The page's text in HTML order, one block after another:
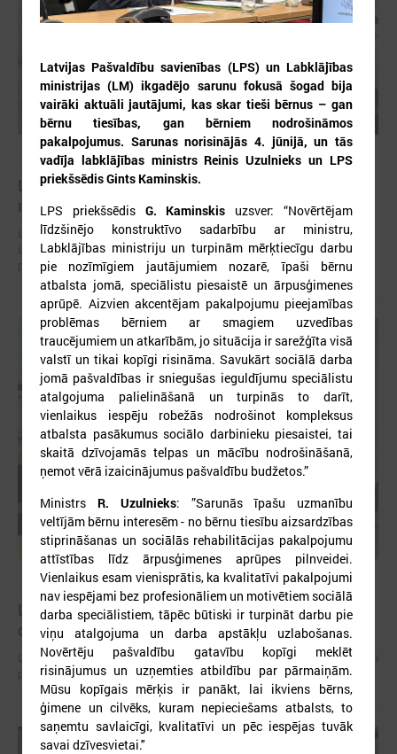
2026. gada 30. jūlijs
Latvijas Pašvaldību savienības un Iekšlietu
ministrijas sarunas
Latvijas Pašvaldību savienība aicina piedalīties Iekšlietu ministrijas un
Latvijas Pašvaldību savienības sarunās, kas notiks šī gada 5. augustā
plkst. 14:30 LPS 4. stāva zālē (Mazā Pils iela 1, Rīga).
2026. gada 15. jūlijs
LPS: Interaktīvā karte vienkopus parāda plašu un
detalizētu informāciju par skolu tīklu Latvijā
LPS: Interaktīvā karte vienkopus parāda plašu un detalizētu informāciju
par skolu tīklu Latvijā
Latvijas Pašvaldību savienības (LPS) un Labklājības
ministrijas (LM) ikgadējo sarunu fokusā šogad bija
vairāki aktuāli jautājumi, kas skar tieši bērnus – gan
bērnu tiesības, gan bērniem nodrošināmos
pakalpojumus. Sarunas norisinājās 4. jūnijā, un tās
vadīja labklājības ministrs Reinis Uzulnieks un LPS
priekšsēdis Gints Kaminskis.
LPS priekšsēdis G. Kaminskis uzsver: “Novērtējam
līdzšinējo konstruktīvo sadarbību ar ministru,
Labklājības ministriju un turpinām mērķtiecīgu darbu
pie nozīmīgiem jautājumiem nozarē, īpaši bērnu
atbalsta jomā, speciālistu piesaistē un ārpusģimenes
aprūpē. Aizvien akcentējam pakalpojumu pieejamības
problēmas bērniem ar smagiem uzvedības
traucējumiem un atkarībām, jo situācija ir sarežģīta visā
valstī un tikai kopīgi risināma. Savukārt sociālā darba
jomā pašvaldības ir sniegušas ieguldījumu speciālistu
atalgojuma palielināšanā un turpinās to darīt,
vienlaikus iespēju robežās nodrošinot kompleksus
atbalsta pasākumus sociālo darbinieku piesaistei, tai
skaitā dzīvojamās telpas un mācību nodrošināšanā,
ņemot vērā izaicinājumus pašvaldību budžetos.”
Ministrs R. Uzulnieks: ”Sarunās īpašu uzmanību
veltījām bērnu interesēm - no bērnu tiesību aizsardzības
stiprināšanas un sociālās rehabilitācijas pakalpojumu
attīstības līdz ārpusģimenes aprūpes pilnveidei.
Vienlaikus esam vienisprātis, ka kvalitatīvi pakalpojumi
nav iespējami bez profesionāliem un motivētiem sociālā
darba speciālistiem, tāpēc būtiski ir turpināt darbu pie
viņu atalgojuma un darba apstākļu uzlabošanas.
Novērtēju pašvaldību gatavību kopīgi meklēt
risinājumus un uzņemties atbildību par pārmaiņām.
Mūsu kopīgais mērķis ir panākt, lai ikviens bērns,
ģimene un cilvēks, kuram nepieciešams atbalsts, to
saņemtu savlaicīgi, kvalitatīvi un pēc iespējas tuvāk
savai dzīvesvietai."